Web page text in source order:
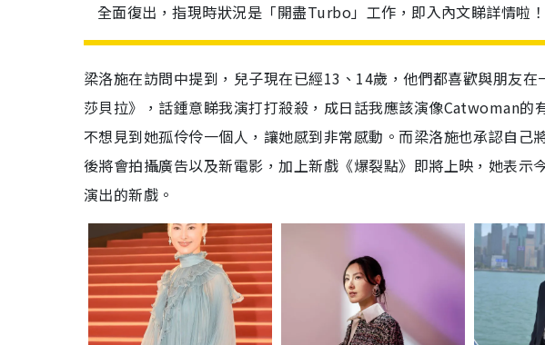
全面復出，指現時狀況是「開盡Turbo」工作，即入內文睇詳情啦！
梁洛施在訪問中提到，兒子現在已經13、14歲，他們都喜歡與朋友
莎貝拉》，話鍾意睇我演打打殺殺，成日話我應該演像Catwoman的
不想見到她孤伶伶一個人，讓她感到非常感動。而梁洛施也承認自
後將會拍攝廣告以及新電影，加上新戲《爆裂點》即將上映，她表示
演出的新戲。